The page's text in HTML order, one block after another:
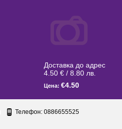
Доставка до адрес
4.50 € / 8.80 лв.
Цена: €4.50
Телефон: 0886655525